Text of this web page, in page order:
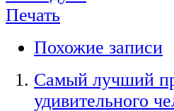
Печать
Похожие записи
Самый лучший
удивительного